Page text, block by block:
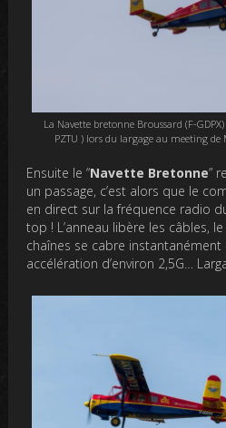
La Navette bretonne Broussard (F-
PZTU ) lors du largage au meeting
Ensuite le “Navette Bretonne”
un passage, c’est alors que le
en direct sur la fréquence radio
top ! L’anneau libère les câbles,
chaînes se cabre instantanément
accélération d’environ 2,5G…